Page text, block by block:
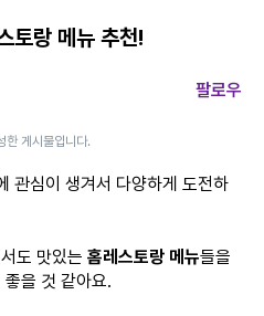
토랑 메뉴 추천!
팔로우
한 게시물입니다.
관심이 생겨서 다양하게 도전하
도 맛있는 홈레스토랑 메뉴들을
을 것 같아요.